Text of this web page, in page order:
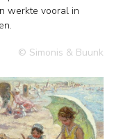
werkte vooral in
© Simonis & Buunk